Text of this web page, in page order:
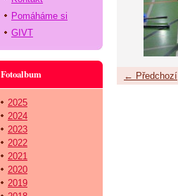
← Předchozí
Pomáháme si
GIVT
Fotoalbum
2025
2024
2023
2022
2021
2020
2019